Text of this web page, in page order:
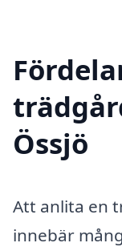
Össjö
Att anlita en
innebär